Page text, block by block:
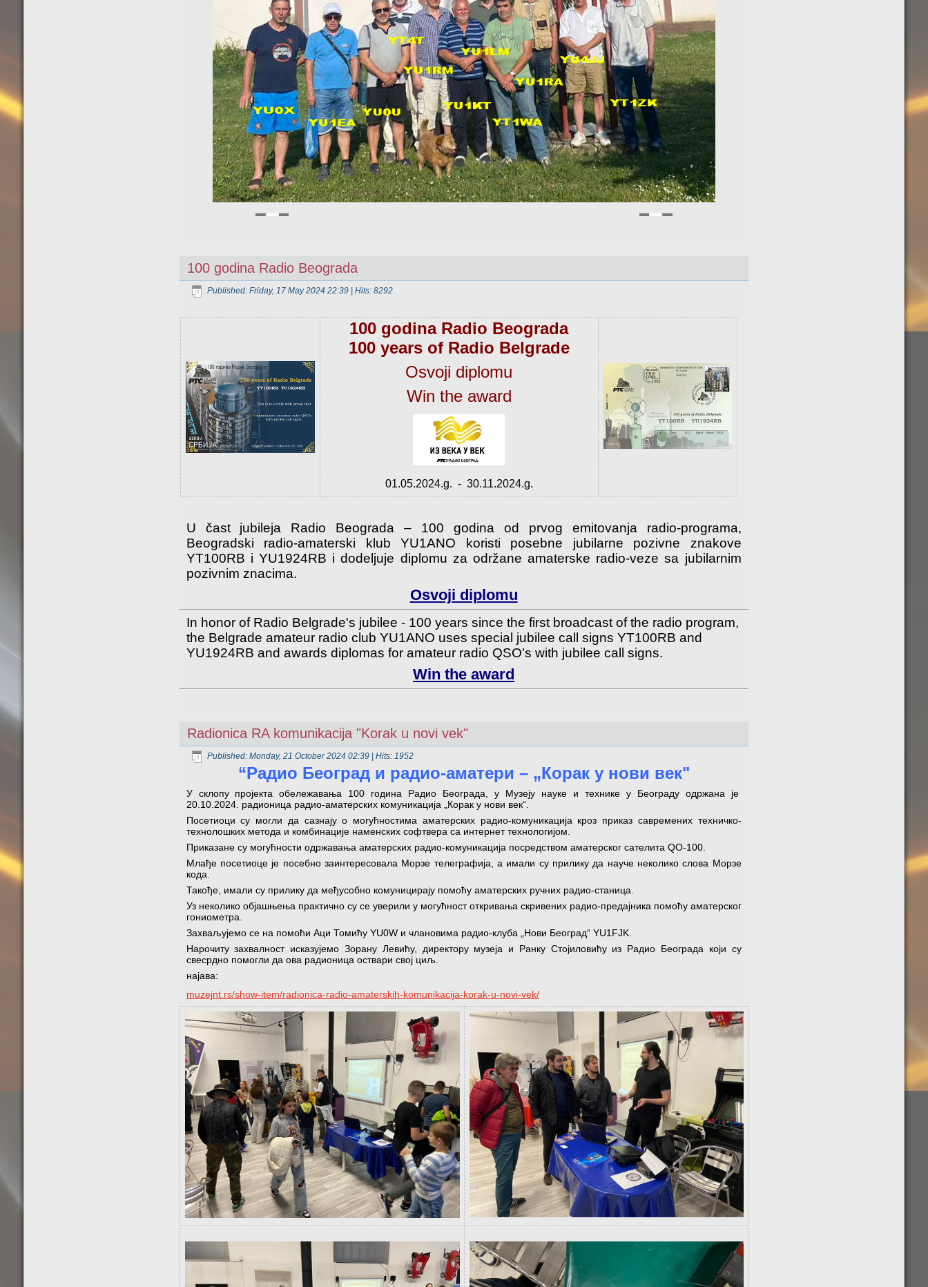
100 godina Radio Beograda
Published: Friday, 17 May 2024 22:39| Hits: 8292
100 godina Radio Beograda
100 years of Radio Belgrade
Osvoji diplomu
Win the award
01.05.2024.g. - 30.11.2024.g.
U čast jubileja Radio Beograda – 100 godina od prvog emitovanja radio-programa,
Beogradski radio-amaterski klub YU1ANO koristi posebne jubilarne pozivne znakove
YT100RB i YU1924RB i dodeljuje diplomu za održane amaterske radio-veze sa jubilarnim
pozivnim znacima.
Osvoji diplomu
In honor of Radio Belgrade's jubilee - 100 years since the first broadcast of the radio program,
the Belgrade amateur radio club YU1ANO uses special jubilee call signs YT100RB and
YU1924RB and awards diplomas for amateur radio QSO's with jubilee call signs.
Win the award
Radionica RA komunikacija "Korak u novi vek"
Published: Monday, 21 October 2024 02:39| Hits: 1952
“Радио Београд и радио-аматери – „Корак у нови век"
У склопу пројекта обележавања 100 година Радио Београда, у Музеју науке и технике у Београду одржана је
20.10.2024. радионица радио-аматерских комуникација „Корак у нови век“.
Посетиоци су могли да сазнају о могућностима аматерских радио-комуникација кроз приказ савремених техничко-
технолошких метода и комбинације наменских софтвера са интернет технологијом.
Приказане су могућности одржавања аматерских радио-комуникација посредством аматерског сателита QO-100.
Млађе посетиоце је посебно заинтересовала Морзе телеграфија, а имали су прилику да науче неколико слова Морзе
кода.
Такође, имали су прилику да међусобно комуницирају помоћу аматерских ручних радио-станица.
Уз неколико објашњења практично су се уверили у могућност откривања скривених радио-предајника помоћу аматерског
гониометра.
Захваљујемо се на помоћи Аци Томићу YU0W и члановима радио-клуба „Нови Београд“ YU1FJK.
Нарочиту захвалност исказујемо Зорану Левићу, директору музеја и Ранку Стојиловићу из Радио Београда који су
свесрдно помогли да ова радионица оствари свој циљ.
најава:
muzejnt.rs/show-item/radionica-radio-amaterskih-komunikacija-korak-u-novi-vek/